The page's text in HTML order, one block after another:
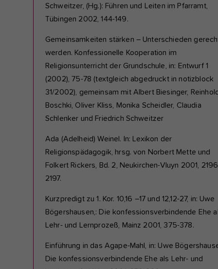
Schweitzer, (Hg.): Führen und Leiten im Pfarramt,
Tübingen 2002, 144-149.
Gemeinsamkeiten stärken – Unterschieden
werden. Konfessionelle Kooperation im
Religionsunterricht der Grundschule, in: Entwurf 1
(2002), 75-78 (textgleich abgedruckt in notizblock
31/2002), gemeinsam mit Albert Biesinger,
Boschki, Oliver Kliss, Monika Scheidler, Claudia
Schlenker und Friedrich Schweitzer
Ada (Adelheid) Weinel. In: Lexikon der
Religionspädagogik, hrsg. von Norbert Mette und
Folkert Rickers, Bd. 2, Neukirchen-Vluyn 2001,
2197.
Kurzpredigt zu 1. Kor. 10,16 –17 und 12,12-27, in: Uwe
Bögershausen,: Die konfessionsverbindende Ehe
Lehr- und Lernprozeß, Mainz 2001, 375-378.
Einführung in das Agape-Mahl, in: Uwe
Die konfessionsverbindende Ehe als Lehr- und